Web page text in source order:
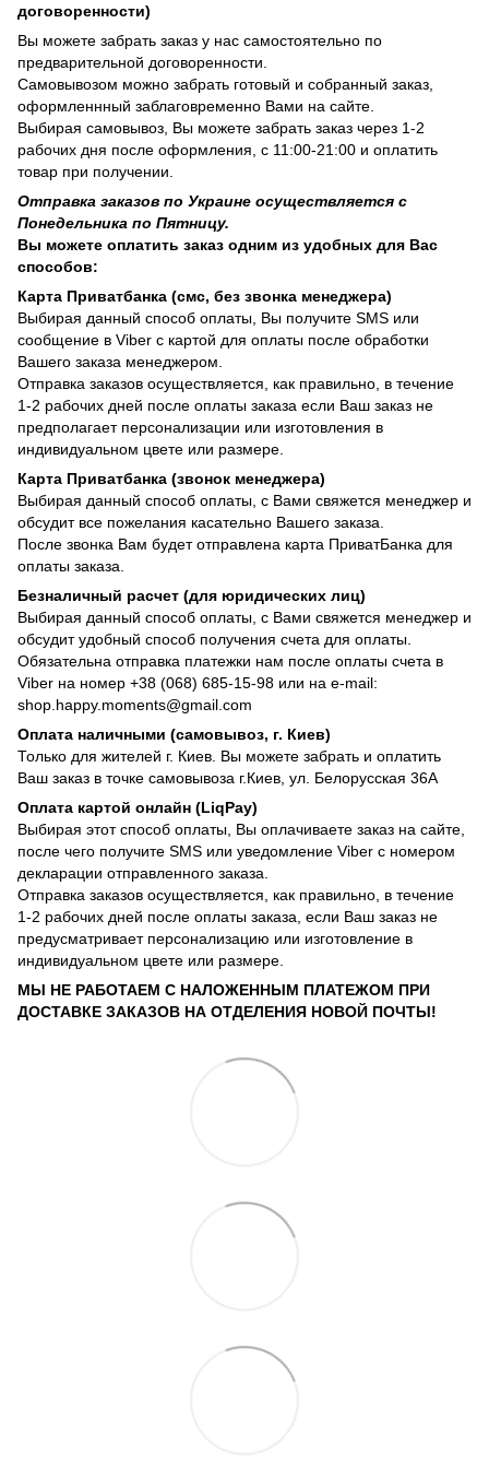
договоренности)
Вы можете забрать заказ у нас самостоятельно по
предварительной договоренности.
Самовывозом можно забрать готовый и собранный заказ,
оформленнный заблаговременно Вами на сайте.
Выбирая самовывоз, Вы можете забрать заказ через 1-2
рабочих дня после оформления, с 11:00-21:00 и оплатить
товар при получении.
Отправка заказов по Украине осуществляется с
Понедельника по Пятницу.
Вы можете оплатить заказ одним из удобных для Вас
способов:
Карта Приватбанка (смс, без звонка менеджера)
Выбирая данный способ оплаты, Вы получите SMS или
сообщение в Viber с картой для оплаты после обработки
Вашего заказа менеджером.
Отправка заказов осуществляется, как правильно, в течение
1-2 рабочих дней после оплаты заказа если Ваш заказ не
предполагает персонализации или изготовления в
индивидуальном цвете или размере.
Карта Приватбанка (звонок менеджера)
Выбирая данный способ оплаты, с Вами свяжется менеджер и
обсудит все пожелания касательно Вашего заказа.
После звонка Вам будет отправлена карта ПриватБанка для
оплаты заказа.
Безналичный расчет (для юридических лиц)
Выбирая данный способ оплаты, с Вами свяжется менеджер и
обсудит удобный способ получения счета для оплаты.
Обязательна отправка платежки нам после оплаты счета в
Viber на номер +38 (068) 685-15-98 или на e-mail:
shop.happy.moments@gmail.com
Оплата наличными (самовывоз, г. Киев)
Только для жителей г. Киев. Вы можете забрать и оплатить
Ваш заказ в точке самовывоза г.Киев, ул. Белорусская 36А
Оплата картой онлайн (LiqPay)
Выбирая этот способ оплаты, Вы оплачиваете заказ на сайте,
после чего получите SMS или уведомление Viber с номером
декларации отправленного заказа.
Отправка заказов осуществляется, как правильно, в течение
1-2 рабочих дней после оплаты заказа, если Ваш заказ не
предусматривает персонализацию или изготовление в
индивидуальном цвете или размере.
МЫ НЕ РАБОТАЕМ С НАЛОЖЕННЫМ ПЛАТЕЖОМ ПРИ
ДОСТАВКЕ ЗАКАЗОВ НА ОТДЕЛЕНИЯ НОВОЙ ПОЧТЫ!